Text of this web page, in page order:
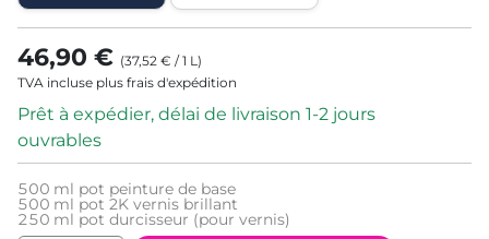
46,90 € (37,52 € /1 L )
TVA incluse plus frais d'expédition
Prêt à expédier, délai de livraison 1-2 jours
ouvrables
500 ml pot peinture de base
500 ml pot 2K vernis brillant
250 ml pot durcisseur (pour vernis)